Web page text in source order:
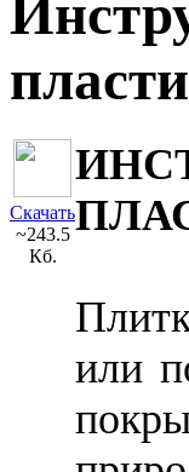
Скачать
~243.5
Кб.
или